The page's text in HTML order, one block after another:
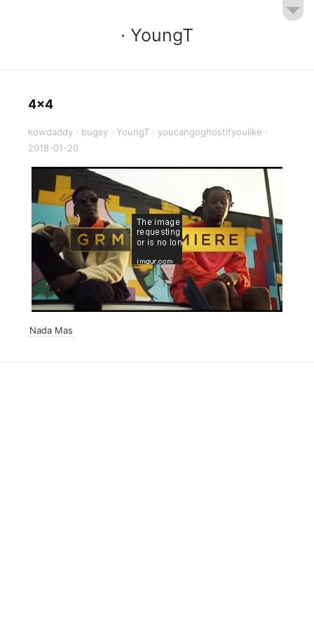
· YoungT
4x4
kowdaddy · bugsy · YoungT · youcangoghostifyoulike ·
2018-01-20
Nada Mas